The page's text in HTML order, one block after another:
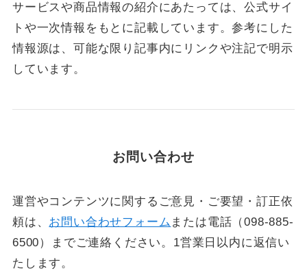
サービスや商品情報の紹介にあたっては、公式サイ
トや一次情報をもとに記載しています。参考にした
情報源は、可能な限り記事内にリンクや注記で明示
しています。
お問い合わせ
運営やコンテンツに関するご意見・ご要望・訂正依
頼は、 お問い合わせフォーム または電話（098-885-
6500）までご連絡ください。1営業日以内に返信い
たします。